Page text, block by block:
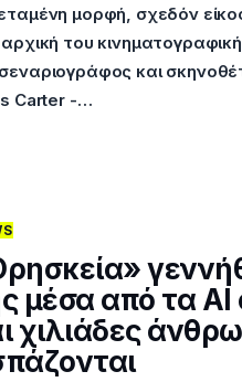
μορφή, σχεδόν
του
και
Carter -…
μέσα από τα
χιλιάδες